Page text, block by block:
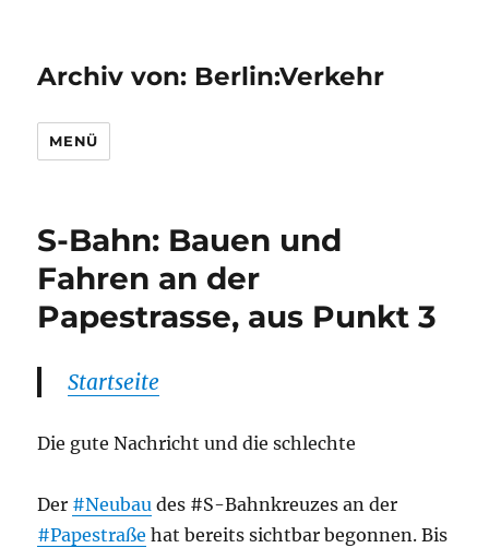
Archiv von: Berlin:Verkehr
MENÜ
S-Bahn: Bauen und
Fahren an der
Papestrasse, aus Punkt 3
Startseite
Die gute Nachricht und die schlechte
Der #Neubau des #S-Bahnkreuzes an der
#Papestraße hat bereits sichtbar begonnen. Bis